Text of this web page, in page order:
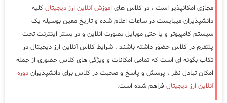
مجازی امکانپذیر است ، در کلاس های اموزش آنلاین ارز دیجیتال کلیه
دانشپذیران میبایست در ساعات اعلام شده و تاریخ معین بوسیله یک
سیستم کامپیوتر و یا حتی موبایل بصورت انلاین و در بستر اینترنت تحت
پلتفرم در کلاس حضور داشته باشند . شرایط کلاس آنلاین ارز دیجیتال در
تکاب بگونه ای است که تمامی امکانات و ویژگی های کلاس حضوری از جمله
امکان تبادل نظر ، پرسش و پاسخ و صحبت در کلاس برای دانشپذیران دوره
آنلاین ارز دیجیتال فراهم شده است.